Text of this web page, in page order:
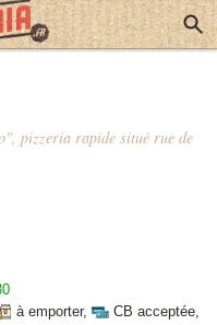
pizzeria rapide situé rue de
à emporter, CB acceptée,